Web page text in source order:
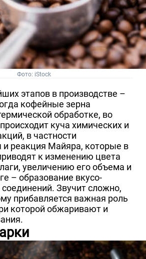
Фото: iStock
этапов в производстве –
кофейные зерна
обработке, во
куча химических и
в частности
и реакция Майяра, которые в
к изменению цвета
увеличению его объема и
– образование вкусо-
Звучит сложно,
прибавляется важная роль
которой обжаривают и